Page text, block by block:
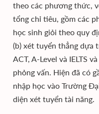
theo các phương thức,
tổng chỉ tiêu, gồm các
học sinh giỏi theo quy
(b) xét tuyển thẳng dựa
ACT, A-Level và IELTS
phỏng vấn. Hiện đã có
nhập học vào Trường
diện xét tuyển tài năng.